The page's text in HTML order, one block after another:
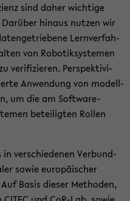
sind daher wich­ti­ge
hin­aus nut­zen wir
Lern­ver­fah­
von Ro­bo­tik­sys­te­men
ve­ri­fi­zie­ren. Per­spek­ti­vi­
An­wen­dung von modell-​
um die am Software-​
be­tei­lig­ten Rol­len
in ver­schie­de­nen Ver­bund­
sowie eu­ro­päi­scher
Basis die­ser Me­tho­den,